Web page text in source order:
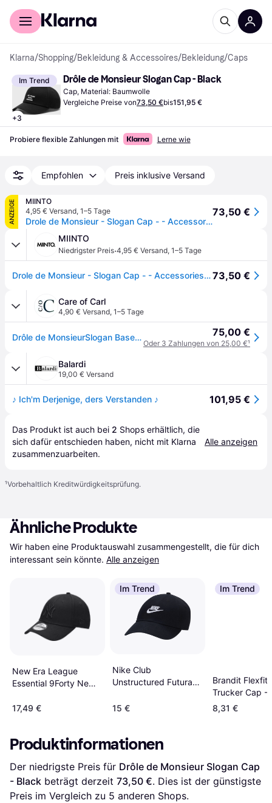
Für Shopper
Klarna/Shopping/Bekleidung & Accessoires/Bekleidung/Caps
Im Trend
+3
Drôle de Monsieur Slogan Cap - Black
Cap, Material: Baumwolle
Vergleiche Preise von73,50 €bis151,95 €
Probiere flexible Zahlungen mit Lerne wie
Empfohlen Preis inklusive Versand
ANZEIGE
MIINTO
4,95 € Versand, 1–5 Tage
Drole de Monsieur - Slogan Cap - - Accessories - Herren - Schwarzk - ONE SIZE
73,50 €
MIINTO
Niedrigster Preis·4,95 € Versand, 1–5 Tage
Drole de Monsieur - Slogan Cap - - Accessories - Herren - Schwarzk - ONE SIZE73,50 €
Care of Carl
4,90 € Versand, 1–5 Tage
Drôle de MonsieurSlogan BaseballBlack 75,00 €
Oder 3 Zahlungen von 25,00 €¹
Balardi
19,00 € Versand
♪ Ich'm Derjenige, ders Verstanden ♪ 101,95 €
Das Produkt ist auch bei 2 Shops erhältlich, die
sich dafür entschieden haben, nicht mit Klarna
zusammenzuarbeiten.
Alle anzeigen
¹Vorbehaltlich Kreditwürdigkeitsprüfung.
Ähnliche Produkte
Wir haben eine Produktauswahl zusammengestellt, die für dich
interessant sein könnte. Alle anzeigen
New Era League
Essential 9Forty New
17,49 €
Im Trend
Nike Club
Unstructured Futura
Black/White
15 €
Im Trend
Brandit Flexfit
Trucker Cap -
8,31 €
Produktinformationen
Der niedrigste Preis für Drôle de Monsieur Slogan Cap
- Black beträgt derzeit 73,50 €. Dies ist der günstigste
Preis im Vergleich zu 5 anderen Shops.